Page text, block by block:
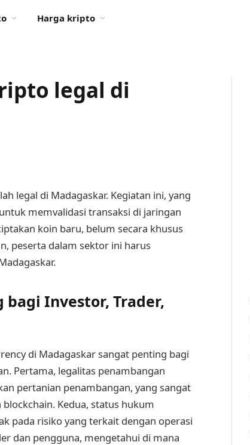
Harga kripto
legal di
legal di Madagaskar. Kegiatan ini, yang
memvalidasi transaksi di jaringan
koin baru, belum secara khusus
peserta dalam sektor ini harus
Investor, Trader,
di Madagaskar sangat penting bagi
Pertama, legalitas penambangan
pertanian penambangan, yang sangat
Kedua, status hukum
pada risiko yang terkait dengan operasi
dan pengguna, mengetahui di mana